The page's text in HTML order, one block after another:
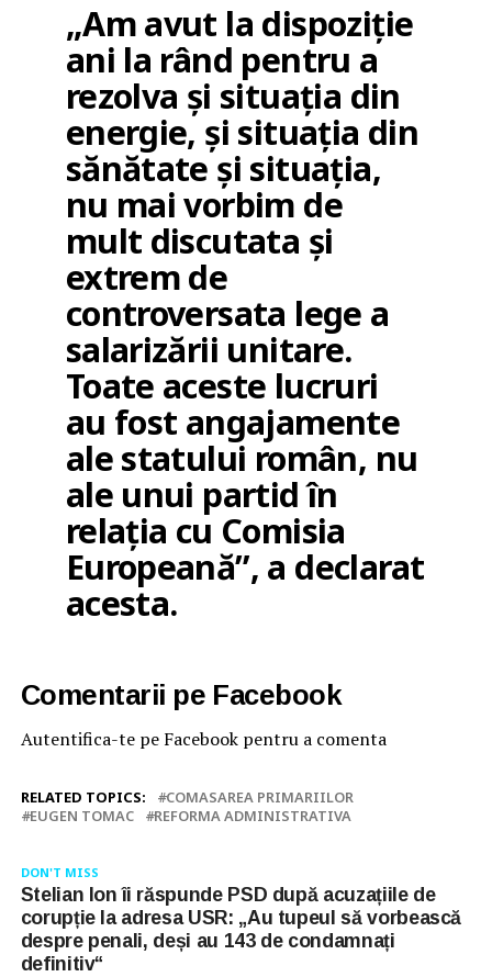
„Am avut la dispoziție
ani la rând pentru a
rezolva și situația din
energie, și situația din
sănătate și situația,
nu mai vorbim de
mult discutata și
extrem de
controversata lege a
salarizării unitare.
Toate aceste lucruri
au fost angajamente
ale statului român, nu
ale unui partid în
relația cu Comisia
Europeană”, a declarat
acesta.
Comentarii pe Facebook
Autentifica-te pe Facebook pentru a comenta
RELATED TOPICS:
COMASAREA PRIMARIILOR
EUGEN TOMAC
REFORMA ADMINISTRATIVA
DON'T MISS
Stelian Ion îi răspunde PSD după acuzațiile de
corupție la adresa USR: „Au tupeul să vorbească
despre penali, deși au 143 de condamnați
definitiv“